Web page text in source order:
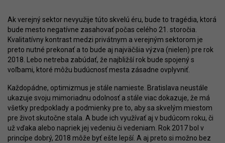
Ak verejný sektor nevyužije túto skvelú éru, bude to tragédia, ktorá
bude mesto negatívne zasahovať počas celého 21. storočia.
Kvalitatívny kontrast medzi privátnym a verejným sektorom je
preto nutné prekonať a to bude aj najväčšia výzva (nielen) pre rok
2018. Lebo netreba zabúdať, že najbližší rok bude spojený s
voľbami, ktoré môžu budúcnosť mesta zásadne ovplyvniť.
Každopádne, optimizmus je stále namieste. Bratislava neustále
ukazuje svoju mimoriadnu odolnosť a stále viac dokazuje, že má
všetky predpoklady a podmienky pre to, aby sa skvelým miestom
pre život skutočne stala. A bude ich využívať aj v budúcom roku, či
už vďaka alebo napriek jej vedeniu či vedeniam. Rok 2017 bol v
princípe dobrý, 2018 môže byť ešte lepší. A aj preto si možno bez